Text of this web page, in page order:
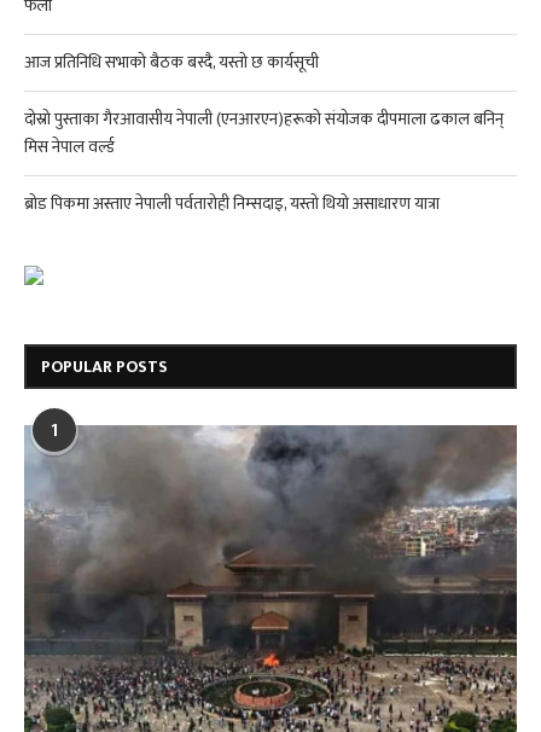
आज प्रतिनिधि सभाको बैठक बस्दै, यस्तो छ कार्यसूची
दोस्रो पुस्ताका गैरआवासीय नेपाली (एनआरएन)हरूको संयोजक दीपमाला ढकाल बनिन्
मिस नेपाल वर्ल्ड
ब्रोड पिकमा अस्ताए नेपाली पर्वतारोही निम्सदाइ, यस्तो थियो असाधारण यात्रा
POPULAR POSTS
1